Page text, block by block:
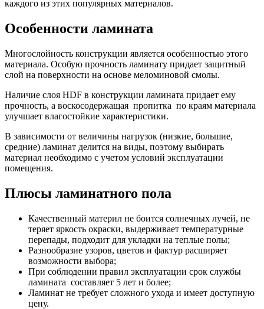
каждого из этих популярных материалов.
Особенности ламината
Многослойность конструкции является особенностью этого
материала. Особую прочность ламинату придает защитный
слой на поверхности на основе меломиновой смолы.
Наличие слоя HDF в конструкции ламината придает ему
прочность, а воскосодержащая пропитка по краям материала
улучшает влагостойкие характеристики.
В зависимости от величины нагрузок (низкие, большие,
средние) ламинат делится на виды, поэтому выбирать
материал необходимо с учетом условий эксплуатации
помещения.
Плюсы ламинатного пола
Качественный материл не боится солнечных лучей, не
теряет яркость окраски, выдерживает температурные
перепады, подходит для укладки на теплые полы;
Разнообразие узоров, цветов и фактур расширяет
возможности выбора;
При соблюдении правил эксплуатации срок службы
ламината составляет 5 лет и более;
Ламинат не требует сложного ухода и имеет доступную
цену.